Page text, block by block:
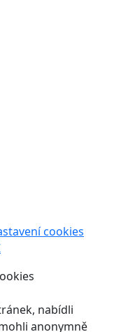
cookies
nabídli
anonymně